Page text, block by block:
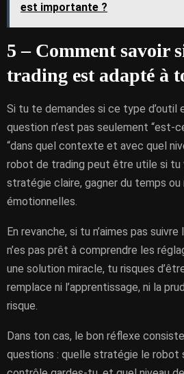
est importante ?
5 – Comment savoir
trading est adapté à
Si tu te demandes si ce type d’outil
question n’est pas seulement “est-
“dans quel contexte et avec quel
robot de trading peut être utile si tu
stratégie claire, gagner du temps ou
émotionnelles.
En revanche, si tu n’aimes pas
n’es pas prêt à comprendre les
une solution miracle, tu risques
remplace ni l’apprentissage, ni la
risque.
Dans ton cas, le bon réflexe
questions : quelle stratégie le robot